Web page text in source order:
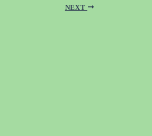
NEXT